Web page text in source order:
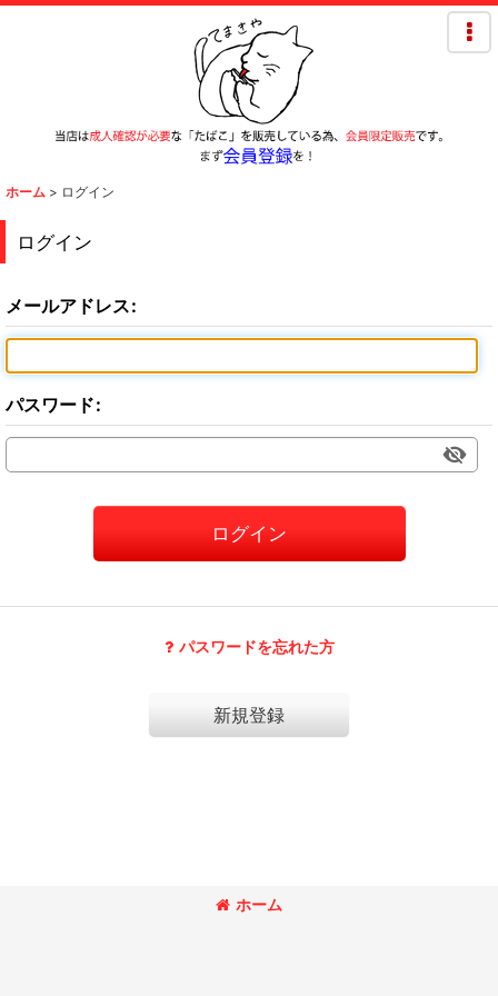
ホーム > ログイン
ログイン
メールアドレス:
パスワード:
ログイン
パスワードを忘れた方
新規登録
ホーム